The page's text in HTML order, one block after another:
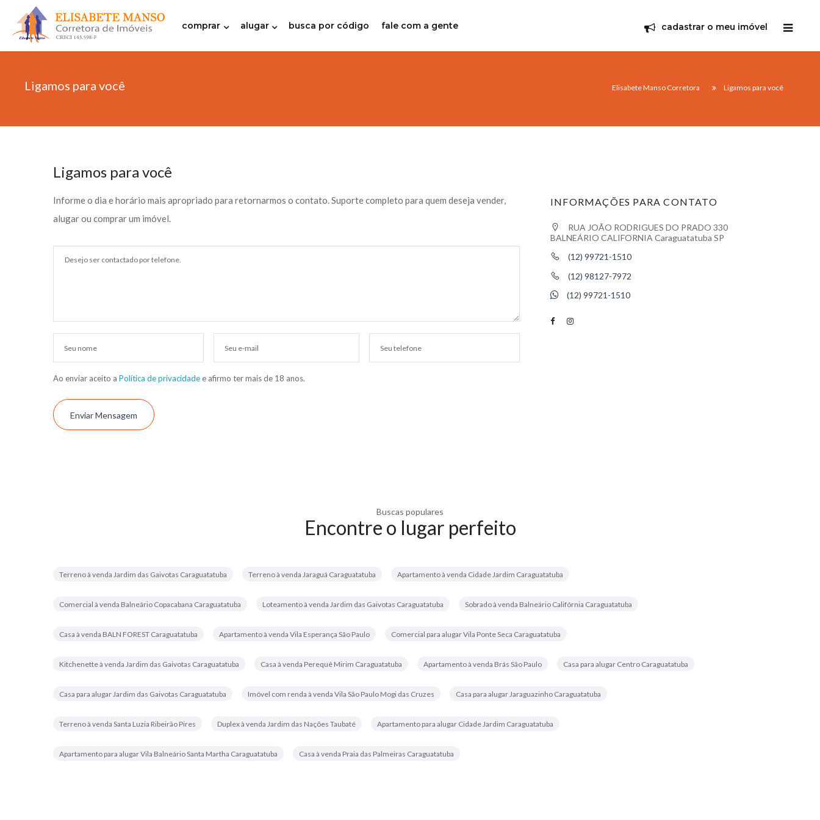
comprar alugar busca por código fale com a gente cadastrar o meu imóvel
Ligamos para você Elisabete Manso Corretora Ligamos para você
Ligamos para você
Informe o dia e horário mais apropriado para retornarmos o contato. Suporte completo para quem deseja vender,
alugar ou comprar um imóvel.
Ao enviar aceito a Política de privacidade e afirmo ter mais de 18 anos.
Enviar Mensagem
INFORMAÇÕES PARA CONTATO
RUA JOÃO RODRIGUES DO PRADO 330
BALNEÁRIO CALIFORNIA Caraguatatuba SP
(12) 99721-1510
(12) 98127-7972
(12) 99721-1510
Buscas populares
Encontre o lugar perfeito
Terreno à venda Jardim das Gaivotas Caraguatatuba Terreno à venda Jaraguá Caraguatatuba Apartamento à venda Cidade Jardim Caraguatatuba
Comercial à venda Balneário Copacabana Caraguatatuba Loteamento à venda Jardim das Gaivotas Caraguatatuba Sobrado à venda Balneário Califórnia Caraguatatuba
Casa à venda BALN FOREST Caraguatatuba Apartamento à venda Vila Esperança São Paulo Comercial para alugar Vila Ponte Seca Caraguatatuba
Kitchenette à venda Jardim das Gaivotas Caraguatatuba Casa à venda Perequê Mirim Caraguatatuba Apartamento à venda Brás São Paulo Casa para alugar Centro Caraguatatuba
Casa para alugar Jardim das Gaivotas Caraguatatuba Imóvel com renda à venda Vila São Paulo Mogi das Cruzes Casa para alugar Jaraguazinho Caraguatatuba
Terreno à venda Santa Luzia Ribeirão Pires Duplex à venda Jardim das Nações Taubaté Apartamento para alugar Cidade Jardim Caraguatatuba
Apartamento para alugar Vila Balneário Santa Martha Caraguatatuba Casa à venda Praia das Palmeiras Caraguatatuba